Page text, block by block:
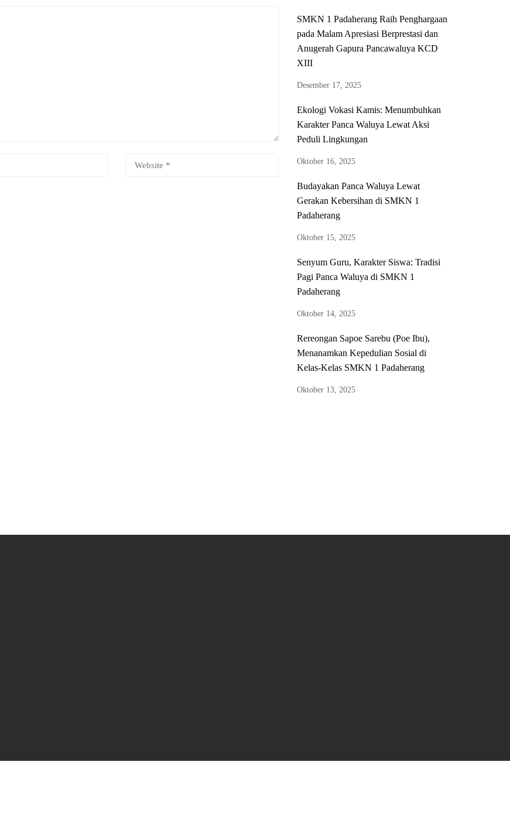
SMKN 1 Padaherang Raih Penghargaan
pada Malam Apresiasi Berprestasi dan
Anugerah Gapura Pancawaluya KCD
XIII
Desember 17, 2025
Ekologi Vokasi Kamis: Menumbuhkan
Karakter Panca Waluya Lewat Aksi
Peduli Lingkungan
Oktober 16, 2025
Budayakan Panca Waluya Lewat
Gerakan Kebersihan di SMKN 1
Padaherang
Oktober 15, 2025
Senyum Guru, Karakter Siswa: Tradisi
Pagi Panca Waluya di SMKN 1
Padaherang
Oktober 14, 2025
Rereongan Sapoe Sarebu (Poe Ibu),
Menanamkan Kepedulian Sosial di
Kelas-Kelas SMKN 1 Padaherang
Oktober 13, 2025